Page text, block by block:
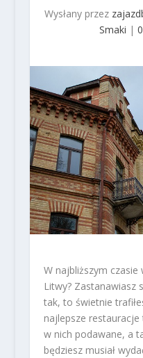
Wysłany przez
Smaki |
W najbliższym
Litwy? Zastanawiasz
tak, to świetnie
najlepsze
w nich podawane, a
będziesz musiał